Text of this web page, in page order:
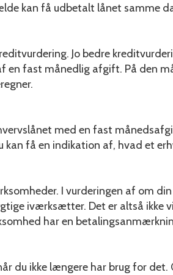
kan få udbetalt lånet samme
Jo bedre
en fast månedlig afgift. På den
med en fast
få en indikation af, hvad et
I vurderingen af om
iværksætter. Det er altså ikke
har en
du ikke længere har brug for